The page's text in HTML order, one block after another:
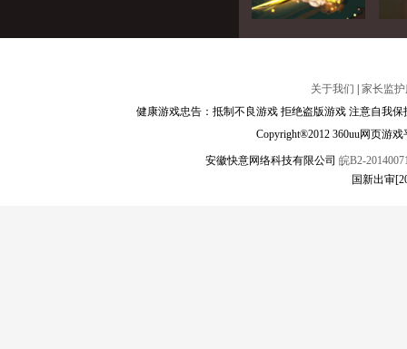
关于我们
家长监
健康游戏忠告：抵制不良游戏 拒绝盗版游戏 注意自我
Copyright®2012 360uu网页游
安徽快意网络科技有限公司 皖B2-
国新出审